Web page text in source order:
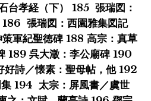
台孝経（下） 185 張瑞図：
張瑞図：西園雅集図記
策軍紀聖徳碑 188 高宗：真草
189 呉大澂：李公廟碑 190
好詩／懐素：聖母帖，他 192
194 太宗：屏風書／虞世